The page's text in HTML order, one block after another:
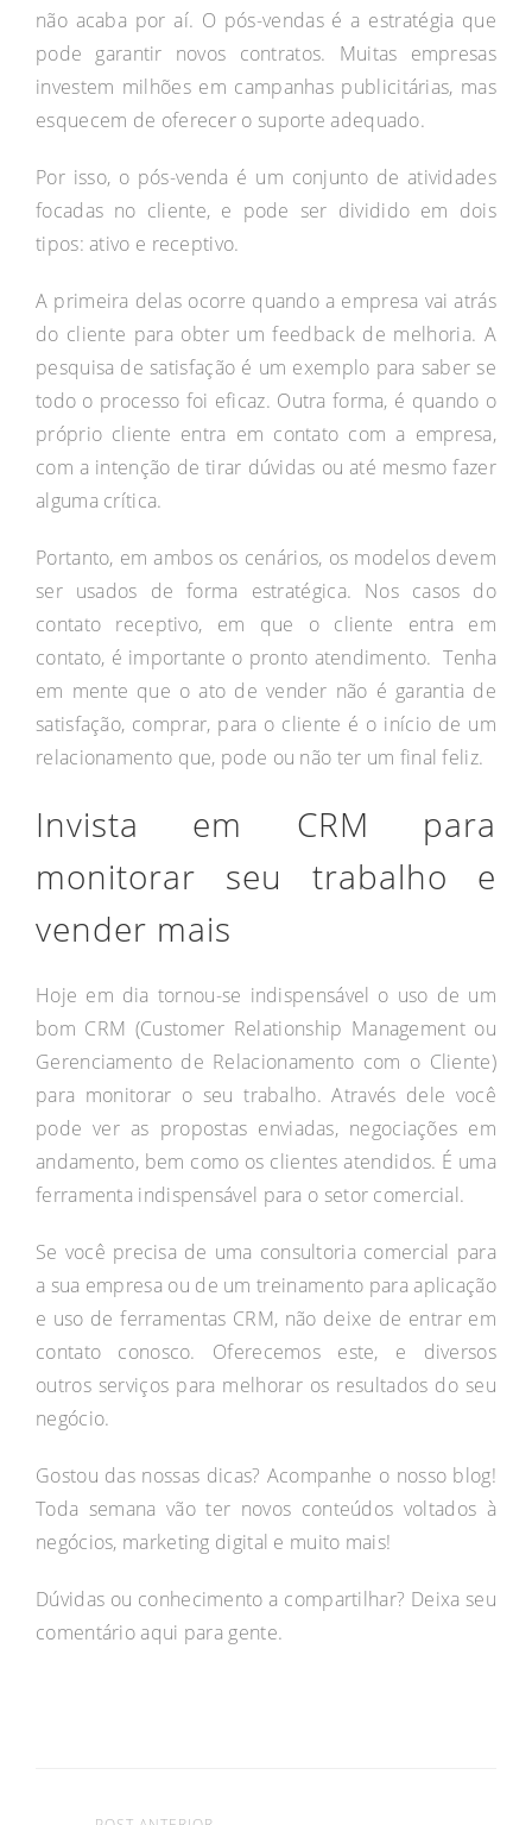
não acaba por aí. O pós-vendas é a estratégia que
pode garantir novos contratos. Muitas empresas
investem milhões em campanhas publicitárias, mas
esquecem de oferecer o suporte adequado.
Por isso, o pós-venda é um conjunto de atividades
focadas no cliente, e pode ser dividido em dois
tipos: ativo e receptivo.
A primeira delas ocorre quando a empresa vai atrás
do cliente para obter um feedback de melhoria. A
pesquisa de satisfação é um exemplo para saber se
todo o processo foi eficaz. Outra forma, é quando o
próprio cliente entra em contato com a empresa,
com a intenção de tirar dúvidas ou até mesmo fazer
alguma crítica.
Portanto, em ambos os cenários, os modelos devem
ser usados de forma estratégica. Nos casos do
contato receptivo, em que o cliente entra em
contato, é importante o pronto atendimento. Tenha
em mente que o ato de vender não é garantia de
satisfação, comprar, para o cliente é o início de um
relacionamento que, pode ou não ter um final feliz.
Invista em CRM para
monitorar seu trabalho e
vender mais
Hoje em dia tornou-se indispensável o uso de um
bom CRM (Customer Relationship Management ou
Gerenciamento de Relacionamento com o Cliente)
para monitorar o seu trabalho. Através dele você
pode ver as propostas enviadas, negociações em
andamento, bem como os clientes atendidos. É uma
ferramenta indispensável para o setor comercial.
Se você precisa de uma consultoria comercial para
a sua empresa ou de um treinamento para aplicação
e uso de ferramentas CRM, não deixe de entrar em
contato conosco. Oferecemos este, e diversos
outros serviços para melhorar os resultados do seu
negócio.
Gostou das nossas dicas? Acompanhe o nosso blog!
Toda semana vão ter novos conteúdos voltados à
negócios, marketing digital e muito mais!
Dúvidas ou conhecimento a compartilhar? Deixa seu
comentário aqui para gente.